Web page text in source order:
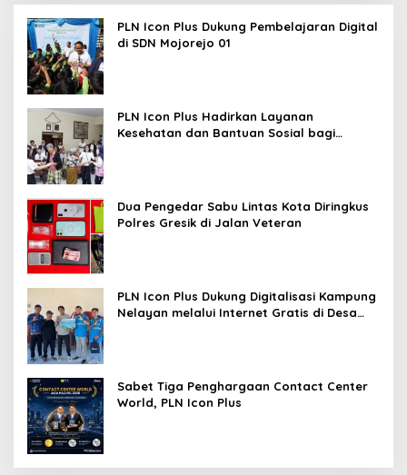
PLN Icon Plus Dukung Pembelajaran Digital
di SDN Mojorejo 01
PLN Icon Plus Hadirkan Layanan
Kesehatan dan Bantuan Sosial bagi
Dua Pengedar Sabu Lintas Kota Diringkus
Polres Gresik di Jalan Veteran
PLN Icon Plus Dukung Digitalisasi Kampung
Nelayan melalui Internet Gratis di Desa
Sabet Tiga Penghargaan Contact Center
World, PLN Icon Plus